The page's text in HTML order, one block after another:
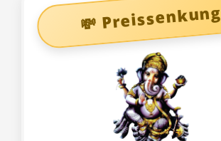
💸 Preissenkung